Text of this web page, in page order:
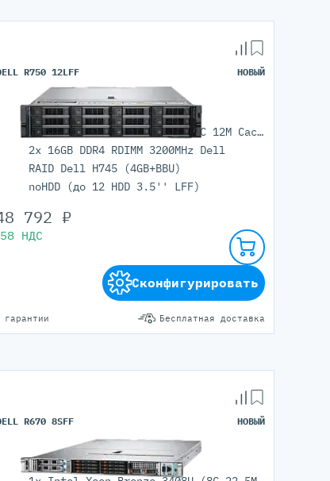
R750 12LFF НОВЫЙ
1x Intel Xeon Gold 5315Y (8C 12M Cache 3.2GHz)
2x 16GB DDR4 RDIMM 3200MHz Dell
RAID Dell H745 (4GB+BBU)
noHDD (до 12 HDD 3.5'' LFF)
Бесплатная доставка
792 ₽
НДС
Сконфигурировать
R670 8SFF НОВЫЙ